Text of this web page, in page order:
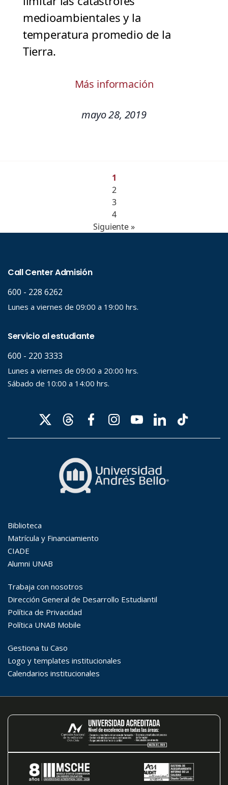
medioambientales y la
temperatura promedio de la
Tierra.
Más información
mayo 28, 2019
1
2
3
4
Siguiente »